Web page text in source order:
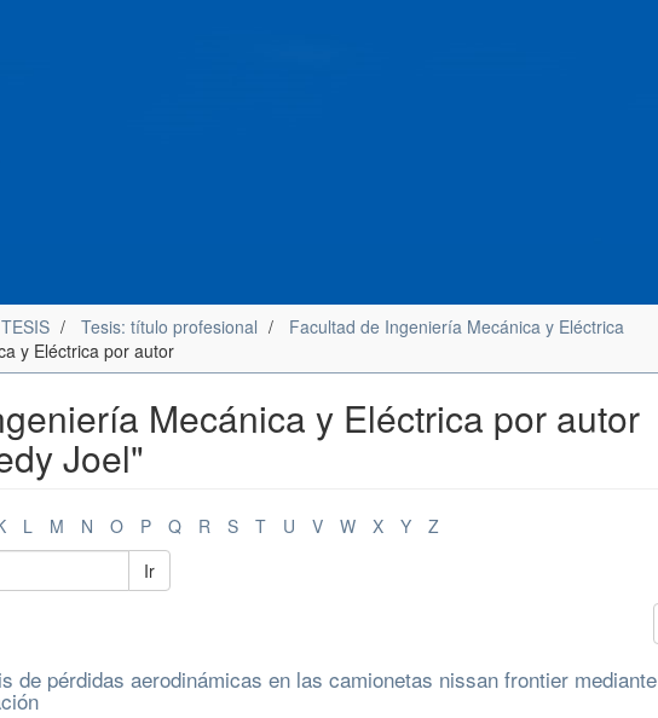
TESIS Tesis: título profesional
Facultad de Ingeniería Mecánica y Eléctrica
y Eléctrica por autor
Mecánica y Eléctrica por autor
Joel"
L M N O P Q R S T U V W X Y
Z
Ir
de pérdidas aerodinámicas en las camionetas nissan frontier mediante